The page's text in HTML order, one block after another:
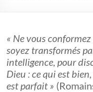
l'Église
réformée
« Ne vous
soyez transformés
intelligence, pour
Dieu : ce qui est
est parfait »